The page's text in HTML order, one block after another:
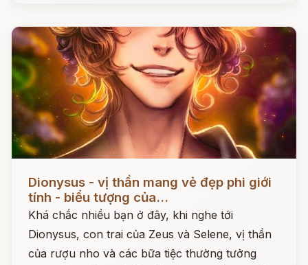
Dionysus - vị thần mang vẻ đẹp phi giới
tính - biểu tượng của...
Khá chắc nhiều bạn ở đây, khi nghe tới
Dionysus, con trai của Zeus và Selene, vị thần
của rượu nho và các bữa tiệc thường tưởng